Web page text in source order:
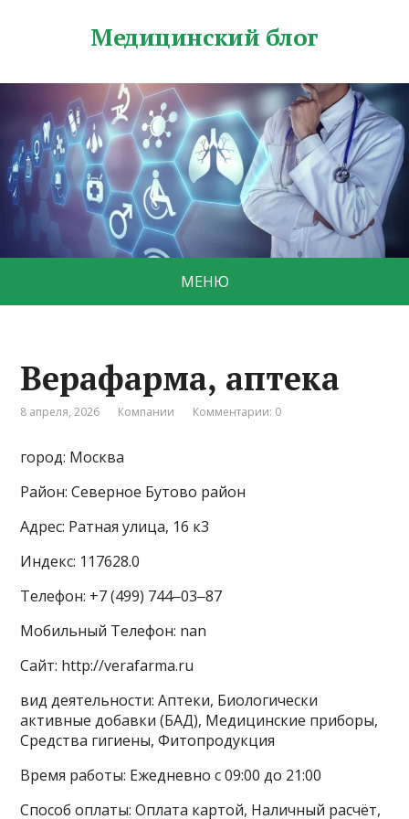
Медицинский блог
МЕНЮ
Верафарма, аптека
8 апреля, 2026 Компании Комментарии: 0
город: Москва
Район: Северное Бутово район
Адрес: Ратная улица, 16 к3
Индекс: 117628.0
Телефон: +7 (499) 744‒03‒87
Мобильный Телефон: nan
Сайт: http://verafarma.ru
вид деятельности: Аптеки, Биологически
активные добавки (БАД), Медицинские приборы,
Средства гигиены, Фитопродукция
Время работы: Ежедневно с 09:00 до 21:00
Способ оплаты: Оплата картой, Наличный расчёт,